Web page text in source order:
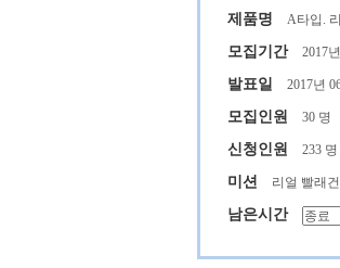
제품명 A타입.
모집기간 2017
발표일 2017년
모집인원 30 명
신청인원 233 명
미션 리얼 빨래
남은시간